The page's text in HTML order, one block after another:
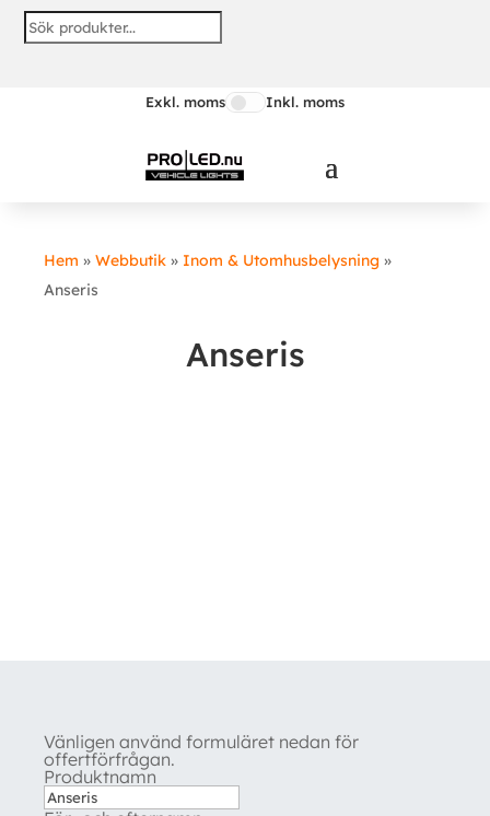
Exkl. moms Inkl. moms
Hem » Webbutik » Inom & Utomhusbelysning »
Anseris
Anseris
Vänligen använd formuläret nedan för
offertförfrågan.
Produktnamn